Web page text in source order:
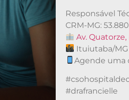
Responsável
CRM-MG:
Av.
Ituiutaba/MG
Agende uma
#drafrancielle